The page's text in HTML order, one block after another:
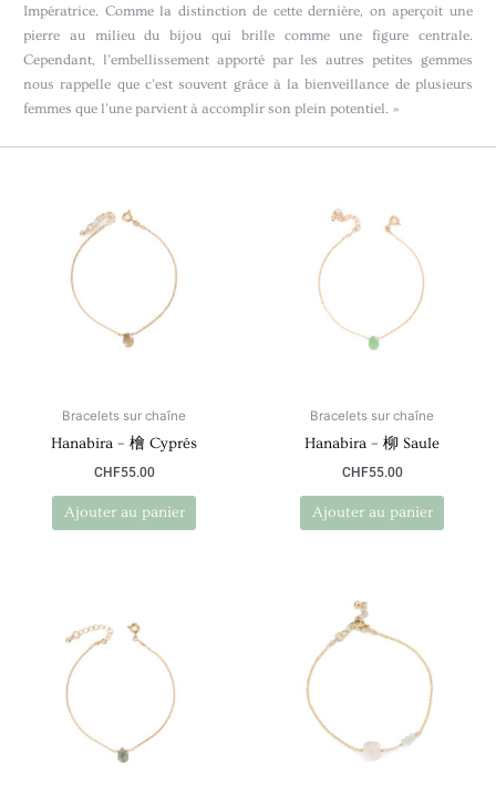
Impératrice. Comme la distinction de cette dernière, on aperçoit une
pierre au milieu du bijou qui brille comme une figure centrale.
Cependant, l’embellissement apporté par les autres petites gemmes
nous rappelle que c’est souvent grâce à la bienveillance de plusieurs
femmes que l’une parvient à accomplir son plein potentiel. »
Bracelets sur chaîne
Hanabira – 檜 Cyprés
CHF55.00
Ajouter au panier
Bracelets sur chaîne
Hanabira – 柳 Saule
CHF55.00
Ajouter au panier